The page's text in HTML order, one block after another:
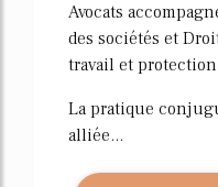
Avocats
des sociétés et
travail et
La pratique
alliée...